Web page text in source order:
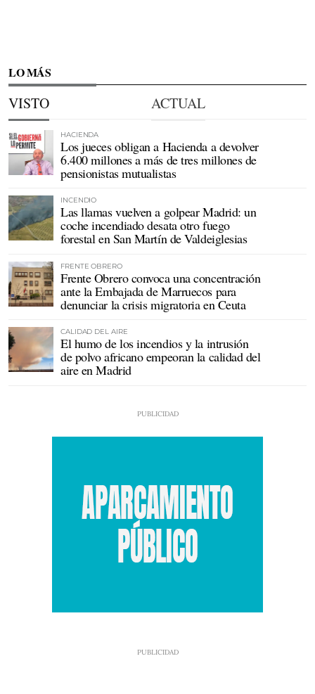
LO MÁS
VISTO ACTUAL
HACIENDA
Los jueces obligan a Hacienda a devolver
6.400 millones a más de tres millones de
pensionistas mutualistas
INCENDIO
Las llamas vuelven a golpear Madrid: un
coche incendiado desata otro fuego
forestal en San Martín de Valdeiglesias
FRENTE OBRERO
Frente Obrero convoca una concentración
ante la Embajada de Marruecos para
denunciar la crisis migratoria en Ceuta
CALIDAD DEL AIRE
El humo de los incendios y la intrusión
de polvo africano empeoran la calidad del
aire en Madrid